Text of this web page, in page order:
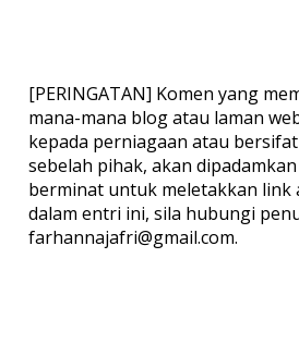
[PERINGATAN] Komen yang
mana-mana blog atau laman
kepada perniagaan atau
sebelah pihak, akan
berminat untuk meletakkan link
dalam entri ini, sila hubungi
farhannajafri@gmail.com.